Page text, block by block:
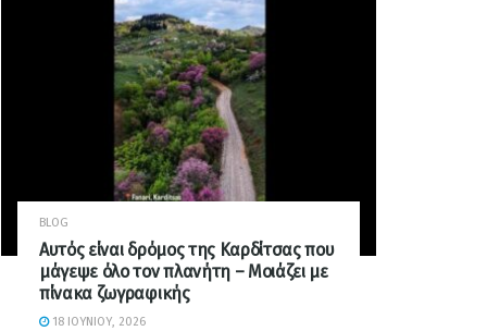
BLOG
Αυτός είναι δρόμος της Καρδίτσας που
μάγεψε όλο τον πλανήτη – Μοιάζει με
πίνακα ζωγραφικής
18 ΙΟΥΝΊΟΥ, 2026